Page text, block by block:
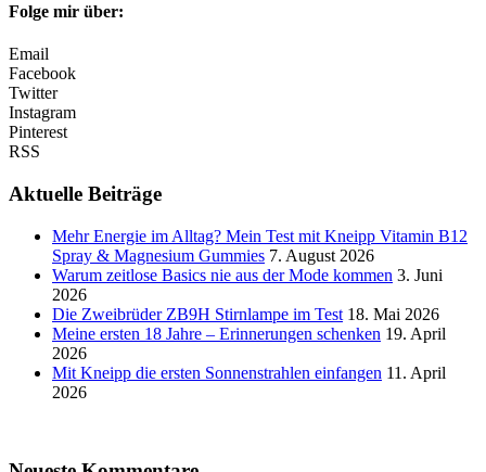
Folge mir über:
Email
Facebook
Twitter
Instagram
Pinterest
RSS
Aktuelle Beiträge
Mehr Energie im Alltag? Mein Test mit Kneipp Vitamin B12
Spray & Magnesium Gummies 7. August 2026
Warum zeitlose Basics nie aus der Mode kommen 3. Juni
2026
Die Zweibrüder ZB9H Stirnlampe im Test 18. Mai 2026
Meine ersten 18 Jahre – Erinnerungen schenken 19. April
2026
Mit Kneipp die ersten Sonnenstrahlen einfangen 11. April
2026